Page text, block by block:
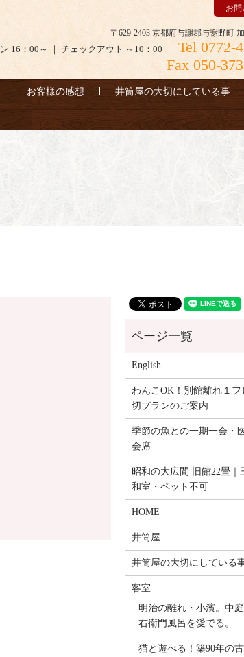
〒629-2403 京都府与謝郡与謝野町
16：00～ ｜ チェックアウト ～10：00
Tel 0772-
Fax 050-
お問
お客様の感想 井筒屋の大切にしている事
English
わんこOK！別館離れ１フ
切プランのご案内
季節の魚との一期一会・
会席
昭和の大広間 旧館22畳｜
和室・ペット不可
HOME
井筒屋
井筒屋の大切にしている
客室
明治の離れ・小濱。中
右衛門風呂を愛でる。
猫と遊べる！築90年の